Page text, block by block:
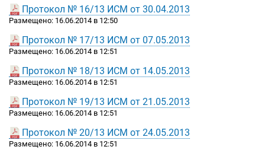
Протокол № 16/13 ИСМ от 30.04.2013
Размещено: 16.06.2014 в 12:50
Протокол № 17/13 ИСМ от 07.05.2013
Размещено: 16.06.2014 в 12:51
Протокол № 18/13 ИСМ от 14.05.2013
Размещено: 16.06.2014 в 12:51
Протокол № 19/13 ИСМ от 21.05.2013
Размещено: 16.06.2014 в 12:51
Протокол № 20/13 ИСМ от 24.05.2013
Размещено: 16.06.2014 в 12:51